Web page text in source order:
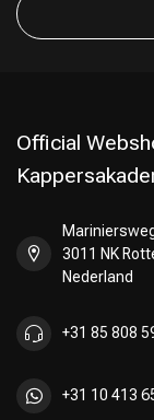
Official
3011 NK
Nederland
+31 85 808
+31 10 413